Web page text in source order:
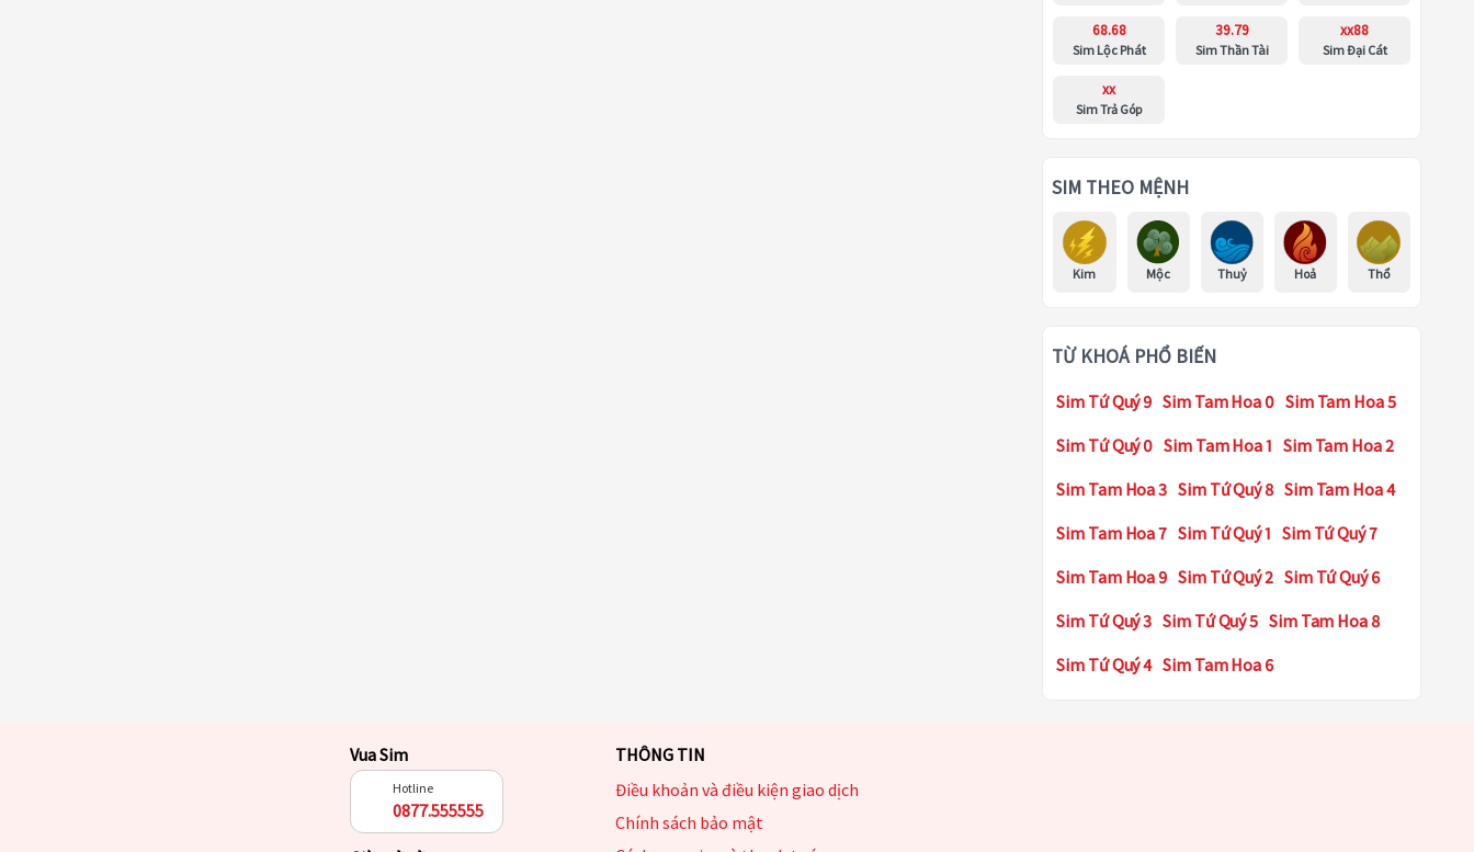
68.68
Sim Lộc Phát
39.79
Sim Thần Tài
xx88
Sim Đại Cát
xx
Sim Trả Góp
SIM THEO MỆNH
Kim Mộc Thuỷ Hoả Thổ
TỪ KHOÁ PHỔ BIẾN
Sim Tứ Quý 9 Sim Tam Hoa 0 Sim Tam Hoa 5
Sim Tứ Quý 0 Sim Tam Hoa 1 Sim Tam Hoa 2
Sim Tam Hoa 3 Sim Tứ Quý 8 Sim Tam Hoa 4
Sim Tam Hoa 7 Sim Tứ Quý 1 Sim Tứ Quý 7
Sim Tam Hoa 9 Sim Tứ Quý 2 Sim Tứ Quý 6
Sim Tứ Quý 3 Sim Tứ Quý 5 Sim Tam Hoa 8
Sim Tứ Quý 4 Sim Tam Hoa 6
Vua Sim
Hotline
0877.555555
THÔNG TIN
Điều khoản và điều kiện giao dịch
Chính sách bảo mật